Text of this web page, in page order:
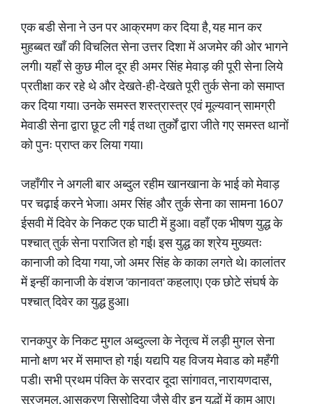
एक बडी सेना ने उन पर आक्रमण कर दिया है, यह मान कर
मुहब्बत खाँ की विचलित सेना उत्तर दिशा में अजमेर की ओर भागने
लगी। यहाँ से कुछ मील दूर ही अमर सिंह मेवाड़ की पूरी सेना लिये
प्रतीक्षा कर रहे थे और देखते-ही-देखते पूरी तुर्क सेना को समाप्त
कर दिया गया। उनके समस्त शस्त्रास्त्र एवं मूल्यवान् सामग्री
मेवाडी सेना द्वारा छूट ली गई तथा तुर्कों द्वारा जीते गए समस्त थानों
को पुनः प्राप्त कर लिया गया।
जहाँगीर ने अगली बार अब्दुल रहीम खानखाना के भाई को मेवाड़
पर चढ़ाई करने भेजा। अमर सिंह और तुर्क सेना का सामना 1607
ईसवी में दिवेर के निकट एक घाटी में हुआ। वहाँ एक भीषण युद्ध के
पश्चात् तुर्क सेना पराजित हो गई। इस युद्ध का श्रेय मुख्यतः
कानाजी को दिया गया, जो अमर सिंह के काका लगते थे। कालांतर
में इन्हीं कानाजी के वंशज 'कानावत' कहलाए। एक छोटे संघर्ष के
पश्चात् दिवेर का युद्ध हुआ।
रानकपुर के निकट मुगल अब्दुल्ला के नेतृत्व में लड़ी मुगल सेना
मानो क्षण भर में समाप्त हो गई। यद्यपि यह विजय मेवाड को महँगी
पडी। सभी प्रथम पंक्ति के सरदार दूदा सांगावत, नारायणदास,